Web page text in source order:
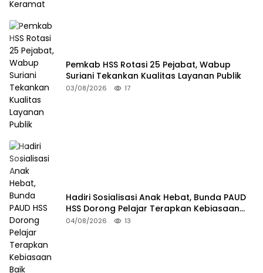
Pemkab HSS Rotasi 25 Pejabat, Wabup
Suriani Tekankan Kualitas Layanan Publik
03/08/2026 17
Hadiri Sosialisasi Anak Hebat, Bunda PAUD
HSS Dorong Pelajar Terapkan Kebiasaan
Baik
04/08/2026 13